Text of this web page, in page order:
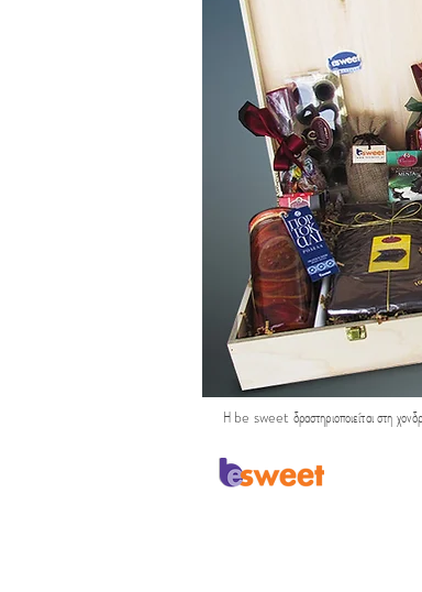
Η be sweet δραστηριοποιείται στη